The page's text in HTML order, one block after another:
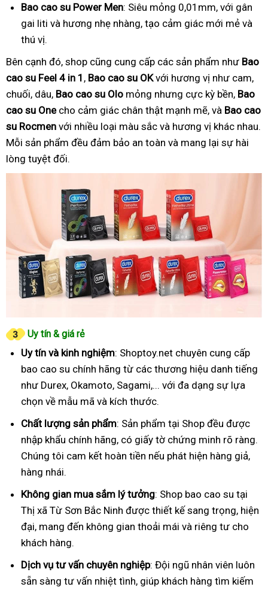
Bao cao su Power Men: Siêu mỏng 0,01mm, với gân
gai liti và hương nhẹ nhàng, tạo cảm giác mới mẻ và
thú vị.
Bên cạnh đó, shop cũng cung cấp các sản phẩm như Bao
cao su Feel 4 in 1 , Bao cao su OKvới hương vị như cam,
chuối, dâu, Bao cao su Olo mỏng nhưng cực kỳ bền, Bao
cao su Onecho cảm giác chân thật mạnh mẽ, và Bao cao
su Rocmen với nhiều loại màu sắc và hương vị khác nhau.
Mỗi sản phẩm đều đảm bảo an toàn và mang lại sự hài
lòng tuyệt đối.
Uy tín & giá rẻ
Uy tín và kinh nghiệm: Shoptoy.net chuyên cung cấp
bao cao su chính hãng từ các thương hiệu danh tiếng
như Durex, Okamoto, Sagami,... với đa dạng sự lựa
chọn về mẫu mã và kích thước.
Chất lượng sản phẩm: Sản phẩm tại Shop đều được
nhập khẩu chính hãng, có giấy tờ chứng minh rõ ràng.
Chúng tôi cam kết hoàn tiền nếu phát hiện hàng giả,
hàng nhái.
Không gian mua sắm lý tưởng: Shop bao cao su tại
Thị xã Từ Sơn Bắc Ninh được thiết kế sang trọng, hiện
đại, mang đến không gian thoải mái và riêng tư cho
khách hàng.
Dịch vụ tư vấn chuyên nghiệp: Đội ngũ nhân viên luôn
sẵn sàng tư vấn nhiệt tình, giúp khách hàng tìm kiếm